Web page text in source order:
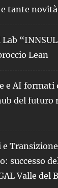
tante
Lean
e AI formati
del futuro
e
successo
Valle del